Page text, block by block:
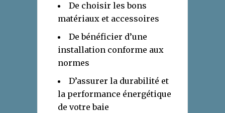
De choisir les bons
matériaux et accessoires
De bénéficier d’une
installation conforme aux
normes
D’assurer la durabilité et
la performance énergétique
de votre baie